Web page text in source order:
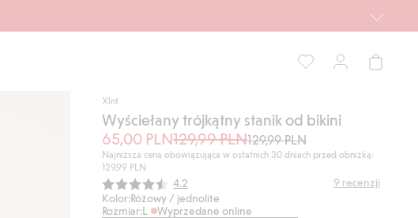
Xlnt
Wyściełany trójkątny stanik od bikini
65,00 PLN129,99 PLN129,99 PLN
Najniższa cena obowiązująca w ostatnich 30 dniach przed obniżką:
129,99 PLN
Średnia ocena:
4.2 9 recenzji
Kolor:Różowy / jednolite
Rozmiar:L Wyprzedane online